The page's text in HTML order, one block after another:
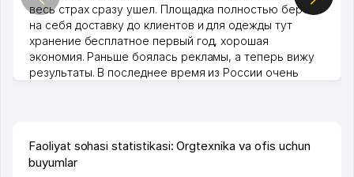
весь страх сразу ушел. Площадка полностью берет
на себя доставку до клиентов и для одежды тут
хранение бесплатное первый год, хорошая
экономия. Раньше боялась рекламы, а теперь вижу
результаты. В последнее время из России очень
Faoliyat sohasi statistikasi: Orgtexnika va ofis uchun
buyumlar